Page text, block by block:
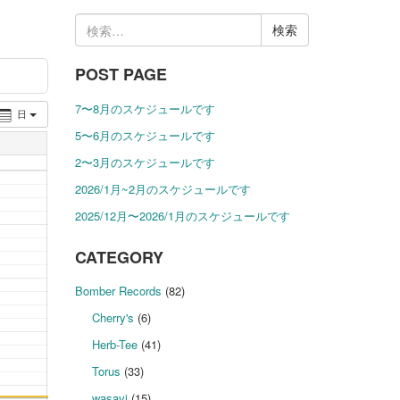
日
検
索:
POST PAGE
7〜8月のスケジュールです
5〜6月のスケジュールです
2〜3月のスケジュールです
2026/1月~2月のスケジュールです
2025/12月〜2026/1月のスケジュールです
CATEGORY
Bomber Records (82)
Cherry's (6)
Herb-Tee (41)
Torus (33)